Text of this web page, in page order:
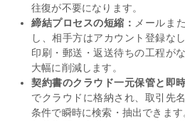
往復が不要になります。
締結プロセスの短縮： メールま
し、相手方はアカウント登録な
印刷・郵送・返送待ちの工程が
大幅に削減します。
契約書のクラウド一元保管と即
でクラウドに格納され、取引先
条件で瞬時に検索・抽出できます